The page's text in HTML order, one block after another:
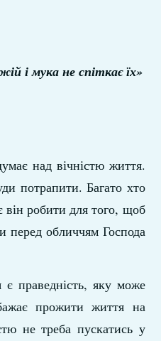
і мука не спіткає їх»
над вічністю життя.
потрапити. Багато хто
робити для того, щоб
перед обличчям Господа
праведність, яку може
прожити життя на
не треба пускатись у